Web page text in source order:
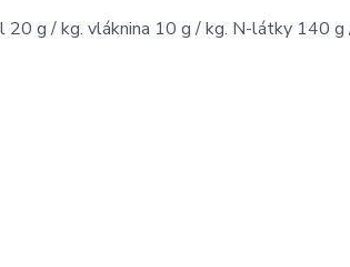
g / kg. vláknina 10 g / kg. N-látky 140 g